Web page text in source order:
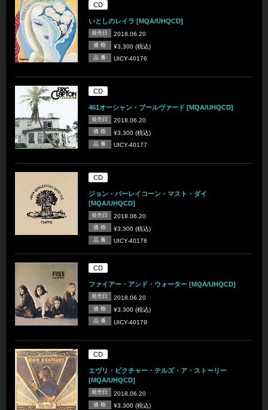
CD
いとしのレイラ [MQA/UHQCD]
発売日 2018.06.20
価 格 ¥3,300 (税込)
品 番 UICY-40176
CD
461オーシャン・ブールヴァード [MQA/UHQCD]
発売日 2018.06.20
価 格 ¥3,300 (税込)
品 番 UICY-40177
CD
ジョン・バーレイコーン・マスト・ダイ
[MQA/UHQCD]
発売日 2018.06.20
価 格 ¥3,300 (税込)
品 番 UICY-40178
CD
ファイアー・アンド・ウォーター [MQA/UHQCD]
発売日 2018.06.20
価 格 ¥3,300 (税込)
品 番 UICY-40179
CD
エヴリ・ピクチャー・テルズ・ア・ストーリー
[MQA/UHQCD]
発売日 2018.06.20
価 格 ¥3,300 (税込)